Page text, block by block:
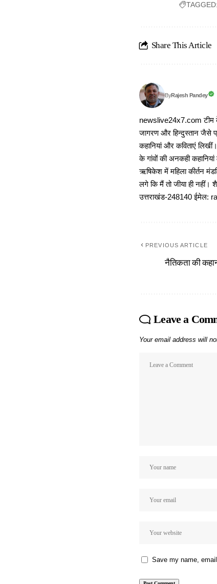
TAGGED:
Share This Article
ByRajesh Pandey
newslive24x7.com टीम
जागरण और हिन्दुस्तान जैसे
कहानियां और कविताएं
के गांवों की अनकही
ऋषिकेश में महिला कीर्तन
लगे कि मैं तो जीया ही नहीं।
उत्तराखंड-248140 ईमेल:
PREVIOUS ARTICLE
नैतिकता की
Leave a
Your email address will
Save my name,